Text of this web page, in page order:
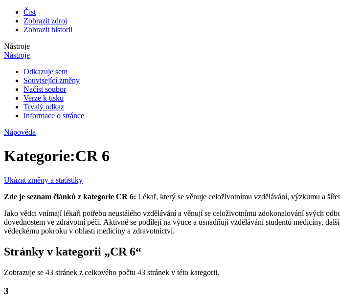
Číst
Zobrazit zdroj
Zobrazit historii
Nástroje
Nástroje
Odkazuje sem
Související změny
Načíst soubor
Verze k tisku
Trvalý odkaz
Informace o stránce
Nápověda
Kategorie:CR 6
Ukázat změny a statistiky
Zde je seznam článků z kategorie CR 6: Lékař, který se věnuje celoživotnímu vzdělávání, výzkumu a
Jako vědci vnímají lékaři potřebu neustálého vzdělávání a věnují se celoživotnímu zdokonalování svých
dovednostem ve zdravotní péči. Aktivně se podílejí na výuce a usnadňují vzdělávání studentů medicíny,
vědeckému pokroku v oblasti medicíny a zdravotnictví.
Stránky v kategorii „CR 6“
Zobrazuje se 43 stránek z celkového počtu 43 stránek v této kategorii.
3